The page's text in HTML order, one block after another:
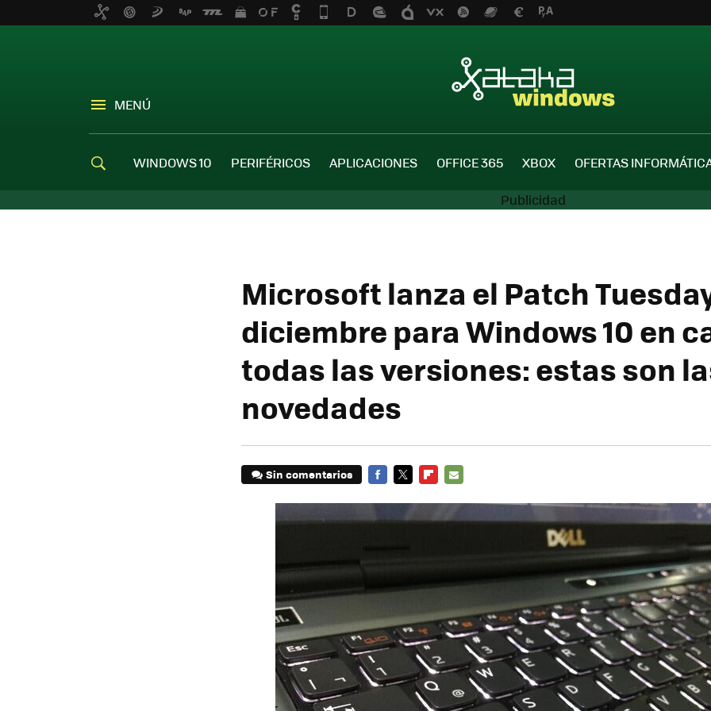
MENÚ
WINDOWS 10 PERIFÉRICOS APLICACIONES OFFICE 365 XBOX OFERTAS
Microsoft lanza el Patch
diciembre para Windows 10 en
todas las versiones: estas son
novedades
Sin comentarios
MAIL